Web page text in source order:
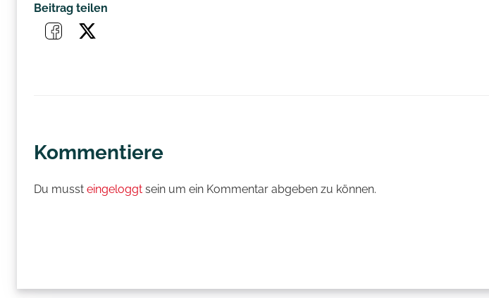
Beitrag teilen
Kommentiere
Du musst eingeloggt sein um ein Kommentar abgeben zu können.